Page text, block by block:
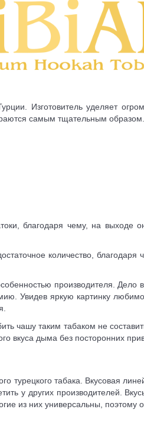
Изготовитель уделяет
самым тщательным образом.
благодаря чему, на выходе
количество,
производителя. Дело в
Увидев яркую картинку
чашу таким табаком не
вкуса дыма без посторонних
табака. Вкусовая
у других производителей.
из них универсальны, поэтому